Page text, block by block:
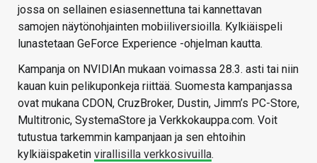
jossa on sellainen esiasennettuna tai kannettavan
samojen näytönohjainten mobiiliversioilla. Kylkiäispeli
lunastetaan GeForce Experience -ohjelman kautta.
Kampanja on NVIDIAn mukaan voimassa 28.3. asti tai niin
kauan kuin pelikuponkeja riittää. Suomesta kampanjassa
ovat mukana CDON, CruzBroker, Dustin, Jimm’s PC-Store,
Multitronic, SystemaStore ja Verkkokauppa.com. Voit
tutustua tarkemmin kampanjaan ja sen ehtoihin
kylkiäispaketin virallisilla verkkosivuilla.